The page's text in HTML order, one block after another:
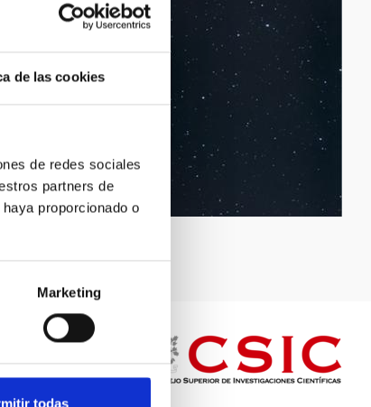
de las cookies
de redes sociales
partners de
proporcionado o
Marketing
todas